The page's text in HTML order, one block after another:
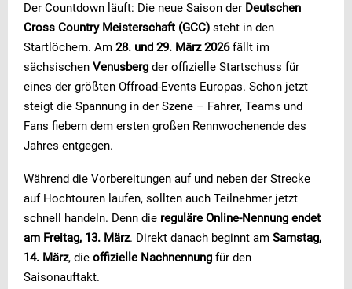
Der Countdown läuft: Die neue Saison der Deutschen
Cross Country Meisterschaft (GCC) steht in den
Startlöchern. Am 28. und 29. März 2026fällt im
sächsischen Venusberg der offizielle Startschuss für
eines der größten Offroad-Events Europas. Schon jetzt
steigt die Spannung in der Szene – Fahrer, Teams und
Fans fiebern dem ersten großen Rennwochenende des
Jahres entgegen.
Während die Vorbereitungen auf und neben der Strecke
auf Hochtouren laufen, sollten auch Teilnehmer jetzt
schnell handeln. Denn die reguläre Online-Nennung endet
am Freitag, 13. März. Direkt danach beginnt am Samstag,
14. März, die offizielle Nachnennung für den
Saisonauftakt.